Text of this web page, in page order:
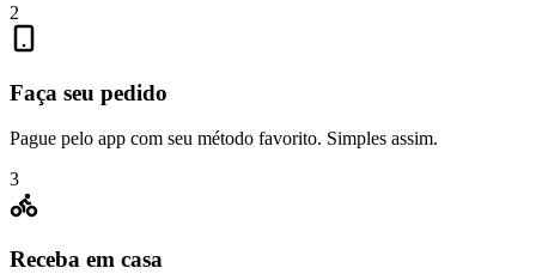
2
Faça seu pedido
Pague pelo app com seu método favorito. Simples assim.
3
Receba em casa